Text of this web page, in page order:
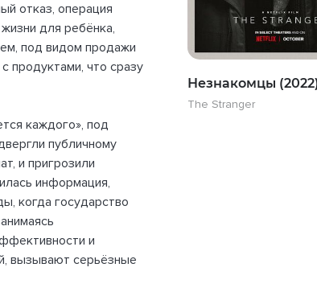
Незнакомцы
The Stranger
отказ, операция
для ребёнка,
под видом продажи
продуктами, что сразу
каждого», под
публичному
и пригрозили
информация,
когда государство
и
вызывают серьёзные